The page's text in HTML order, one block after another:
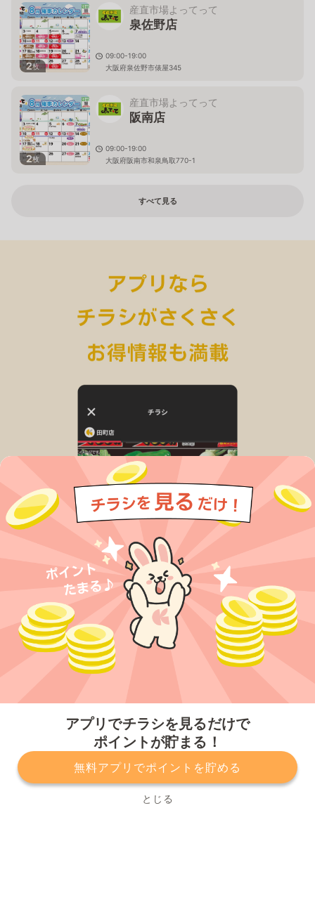
アプリでチラシを見るだけで
ポイントが貯まる！
無料アプリでポイントを貯める
とじる
2枚
産直市場よってって
泉佐野店
09:00-19:00
大阪府泉佐野市俵屋345
2枚
産直市場よってって
阪南店
09:00-19:00
大阪府阪南市和泉鳥取770-1
すべて見る
プライバシーポリシー 利用規約
運営会社
サービスに関してのお問い合わせ